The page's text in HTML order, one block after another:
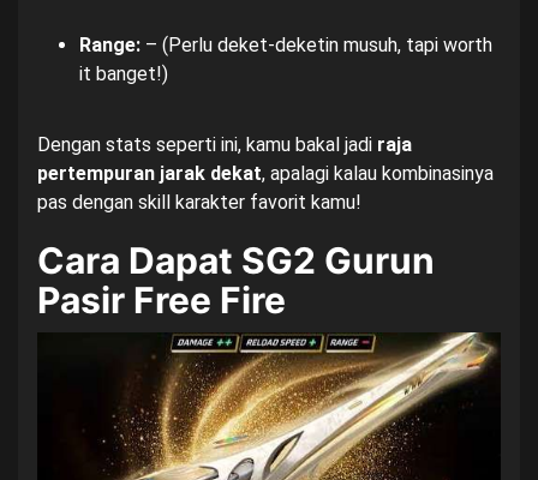
Range: – (Perlu deket-deketin musuh, tapi worth
it banget!)
Dengan stats seperti ini, kamu bakal jadi raja
pertempuran jarak dekat, apalagi kalau kombinasinya
pas dengan skill karakter favorit kamu!
Cara Dapat SG2 Gurun
Pasir Free Fire